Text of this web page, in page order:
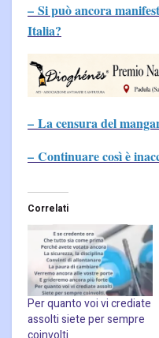
– Si può ancora
Italia?
– La censura del
– Continuare così è
Correlati
Per quanto voi vi crediate
assolti siete per sempre